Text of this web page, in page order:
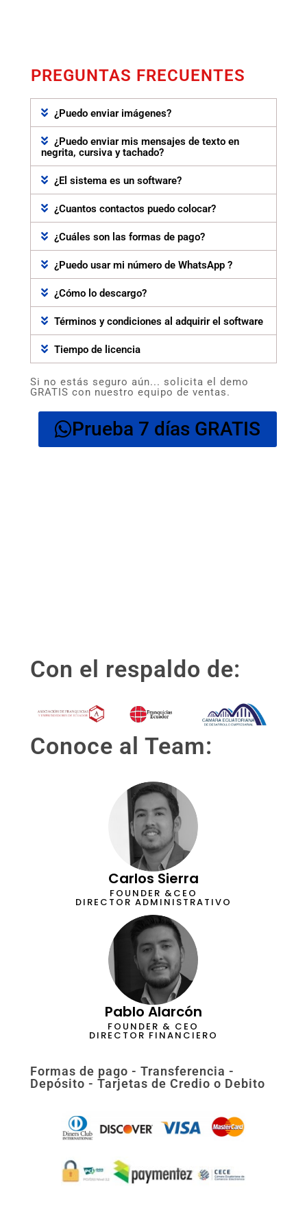
PREGUNTAS FRECUENTES
¿Puedo enviar imágenes?
¿Puedo enviar mis mensajes de texto en
negrita, cursiva y tachado?
¿El sistema es un software?
¿Cuantos contactos puedo colocar?
¿Cuáles son las formas de pago?
¿Puedo usar mi número de WhatsApp ?
¿Cómo lo descargo?
Términos y condiciones al adquirir el software
Tiempo de licencia
Si no estás seguro aún... solicita el demo
GRATIS con nuestro equipo de ventas.
Prueba 7 días GRATIS
Con el respaldo de:
Conoce al Team:
Carlos Sierra
FOUNDER &CEO
DIRECTOR ADMINISTRATIVO
Pablo Alarcón
FOUNDER & CEO
DIRECTOR FINANCIERO
Formas de pago - Transferencia -
Depósito - Tarjetas de Credio o Debito